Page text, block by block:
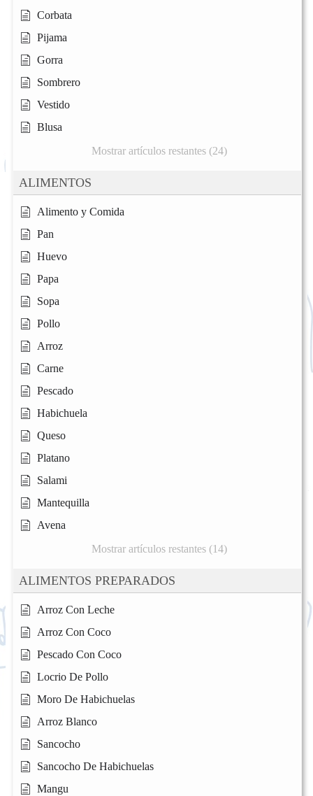
Corbata
Pijama
Gorra
Sombrero
Vestido
Blusa
Mostrar artículos restantes (24)
ALIMENTOS
Alimento y Comida
Pan
Huevo
Papa
Sopa
Pollo
Arroz
Carne
Pescado
Habichuela
Queso
Platano
Salami
Mantequilla
Avena
Mostrar artículos restantes (14)
ALIMENTOS PREPARADOS
Arroz Con Leche
Arroz Con Coco
Pescado Con Coco
Locrio De Pollo
Moro De Habichuelas
Arroz Blanco
Sancocho
Sancocho De Habichuelas
Mangu